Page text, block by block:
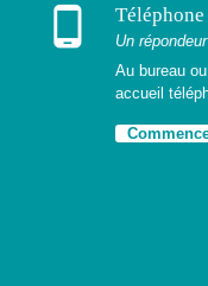
phone_android
Un
Au bureau
accueil